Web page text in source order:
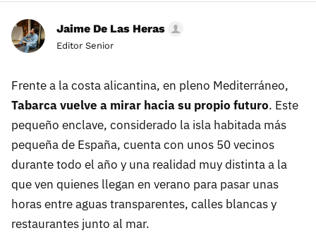
Jaime De Las Heras
Editor Senior
Frente a la costa alicantina, en pleno Mediterráneo,
Tabarca vuelve a mirar hacia su propio futuro. Este
pequeño enclave, considerado la isla habitada más
pequeña de España, cuenta con unos 50 vecinos
durante todo el año y una realidad muy distinta a la
que ven quienes llegan en verano para pasar unas
horas entre aguas transparentes, calles blancas y
restaurantes junto al mar.